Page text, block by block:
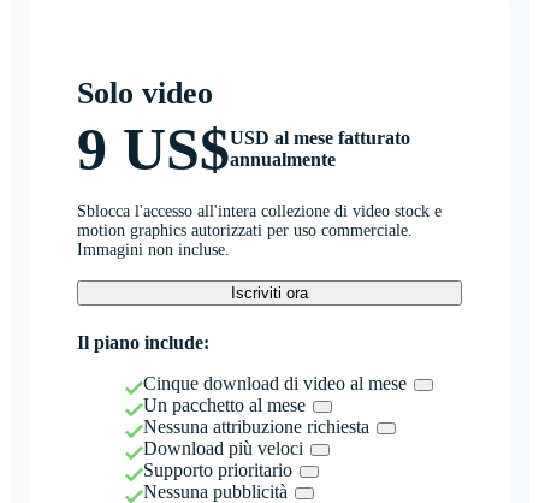
Solo video
9 US$USD al mese fatturato
annualmente
Sblocca l'accesso all'intera collezione di video stock e
motion graphics autorizzati per uso commerciale.
Immagini non incluse.
Iscriviti ora
Il piano include:
Cinque download di video al mese
Un pacchetto al mese
Nessuna attribuzione richiesta
Download più veloci
Supporto prioritario
Nessuna pubblicità